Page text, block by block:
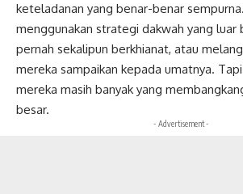
keteladanan yang benar-benar
menggunakan strategi dakwah yang luar
pernah sekalipun berkhianat, atau
mereka sampaikan kepada umatnya.
mereka masih banyak yang
besar.
- Advertisement -